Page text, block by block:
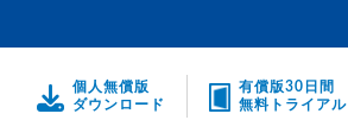
個人無償版
ダウンロード
有償版30日間
無料トライアル